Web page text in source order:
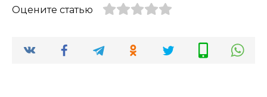
Оцените статью